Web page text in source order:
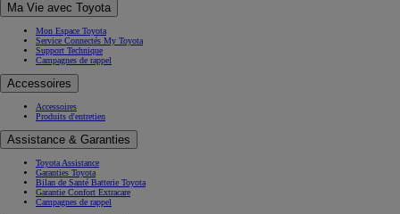
Ma Vie avec Toyota
Mon Espace Toyota
Service Connectés My Toyota
Support Technique
Campagnes de rappel
Accessoires
Accessoires
Produits d'entretien
Assistance & Garanties
Toyota Assistance
Garanties Toyota
Bilan de Santé Batterie Toyota
Garantie Confort Extracare
Campagnes de rappel